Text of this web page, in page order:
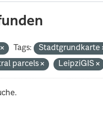
Tags:
Stadtgrundkarte
parcels LeipziGIS